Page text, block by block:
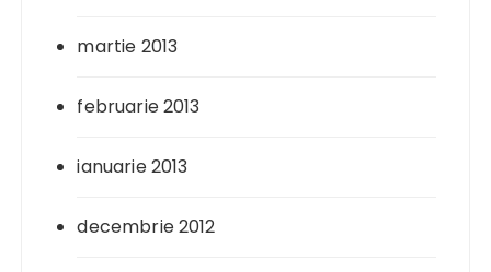
martie 2013
februarie 2013
ianuarie 2013
decembrie 2012